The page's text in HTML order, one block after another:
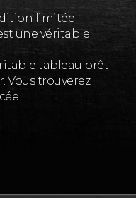
limitée
une véritable
tableau prêt
Vous trouverez